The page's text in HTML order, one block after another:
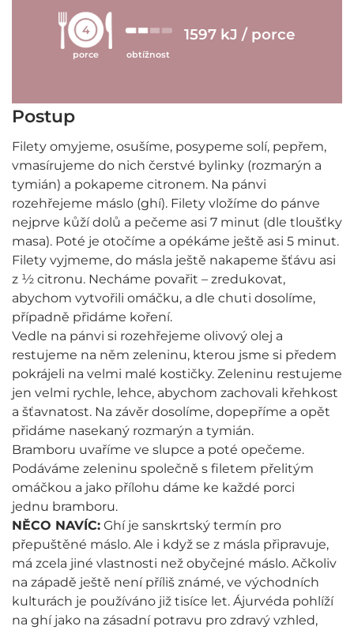
4
porce obtížnost
1597 kJ / porce
Postup
Filety omyjeme, osušíme, posypeme solí, pepřem,
vmasírujeme do nich čerstvé bylinky (rozmarýn a
tymián) a pokapeme citronem. Na pánvi
rozehřejeme máslo (ghí). Filety vložíme do pánve
nejprve kůží dolů a pečeme asi 7 minut (dle tloušťky
masa). Poté je otočíme a opékáme ještě asi 5 minut.
Filety vyjmeme, do másla ještě nakapeme šťávu asi
z ½ citronu. Necháme povařit – zredukovat,
abychom vytvořili omáčku, a dle chuti dosolíme,
případně přidáme koření.
Vedle na pánvi si rozehřejeme olivový olej a
restujeme na něm zeleninu, kterou jsme si předem
pokrájeli na velmi malé kostičky. Zeleninu restujeme
jen velmi rychle, lehce, abychom zachovali křehkost
a šťavnatost. Na závěr dosolíme, dopepříme a opět
přidáme nasekaný rozmarýn a tymián.
Bramboru uvaříme ve slupce a poté opečeme.
Podáváme zeleninu společně s filetem přelitým
omáčkou a jako přílohu dáme ke každé porci
jednu bramboru.
NĚCO NAVÍC: Ghí je sanskrtský termín pro
přepuštěné máslo. Ale i když se z másla připravuje,
má zcela jiné vlastnosti než obyčejné máslo. Ačkoliv
na západě ještě není příliš známé, ve východních
kulturách je používáno již tisíce let. Ájurvéda pohlíží
na ghí jako na zásadní potravu pro zdravý vzhled,